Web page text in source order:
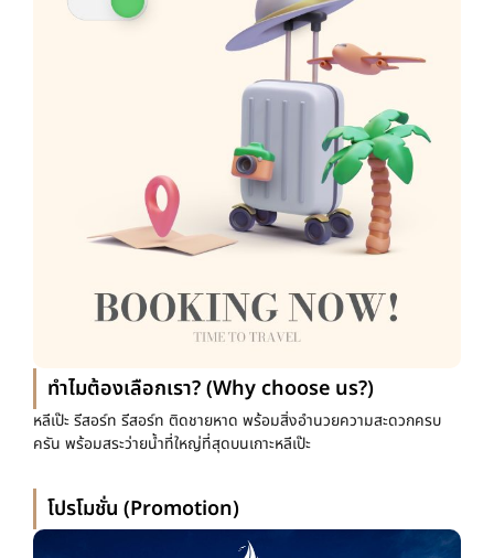
ทำไมต้องเลือกเรา? (Why choose us?)
หลีเป๊ะ รีสอร์ท รีสอร์ท ติดชายหาด พร้อมสิ่งอำนวยความสะดวกครบ
ครัน พร้อมสระว่ายน้ำที่ใหญ่ที่สุดบนเกาะหลีเป๊ะ
โปรโมชั่น (Promotion)